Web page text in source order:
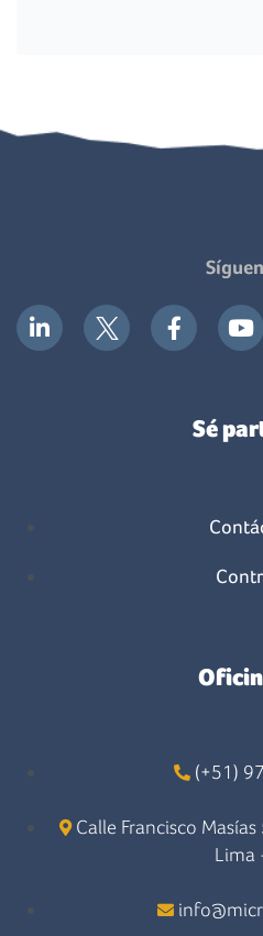
Sé
(+51)
Calle Francisco
Lima